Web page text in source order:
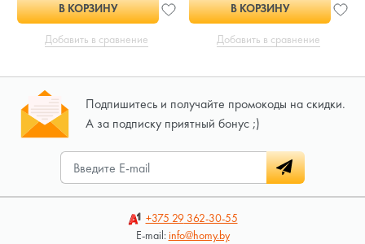
В КОРЗИНУ
Добавить в сравнение
В КОРЗИНУ
Добавить в сравнение
Подпишитесь и получайте промокоды на скидки.
А за подписку приятный бонус ;)
+375 29362-30-55
E-mail:info@homy.by